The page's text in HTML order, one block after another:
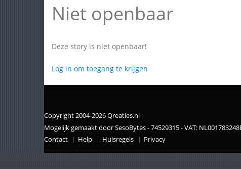
Niet openbaar
Deze story is niet openbaar!
Log in om toegang te krijgen
Copyright 2004-2026 Qreaties.nl
Mogelijk gemaakt door SesoBytes - 74529315 - VAT:
Contact
Help Huisregels Privacy